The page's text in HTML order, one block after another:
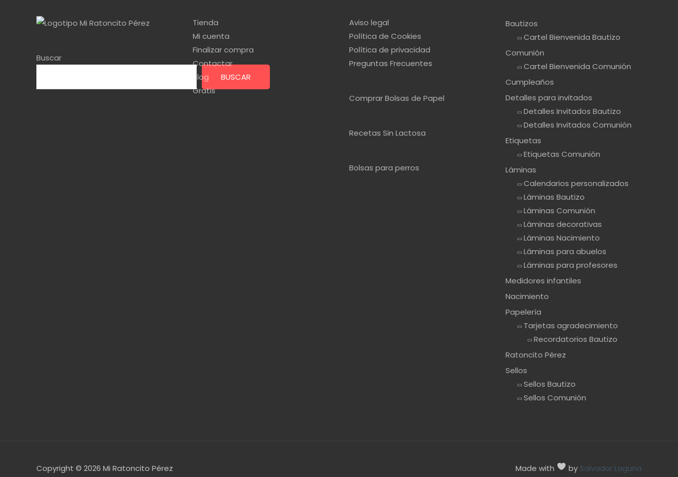
Buscar
BUSCAR
Tienda
Mi cuenta
Finalizar compra
Contactar
Blog
Gratis
Aviso legal
Política de Cookies
Política de privacidad
Preguntas Frecuentes
Comprar Bolsas de Papel
Recetas Sin Lactosa
Bolsas para perros
Bautizos
Cartel Bienvenida Bautizo
Comunión
Cartel Bienvenida Comunión
Cumpleaños
Detalles para invitados
Detalles Invitados Bautizo
Detalles Invitados Comunión
Etiquetas
Etiquetas Comunión
Láminas
Calendarios personalizados
Láminas Bautizo
Láminas Comunión
Láminas decorativas
Láminas Nacimiento
Láminas para abuelos
Láminas para profesores
Medidores infantiles
Nacimiento
Papelería
Tarjetas agradecimiento
Recordatorios Bautizo
Ratoncito Pérez
Sellos
Sellos Bautizo
Sellos Comunión
Copyright © 2026 Mi Ratoncito Pérez Made with by Salvador Laguna